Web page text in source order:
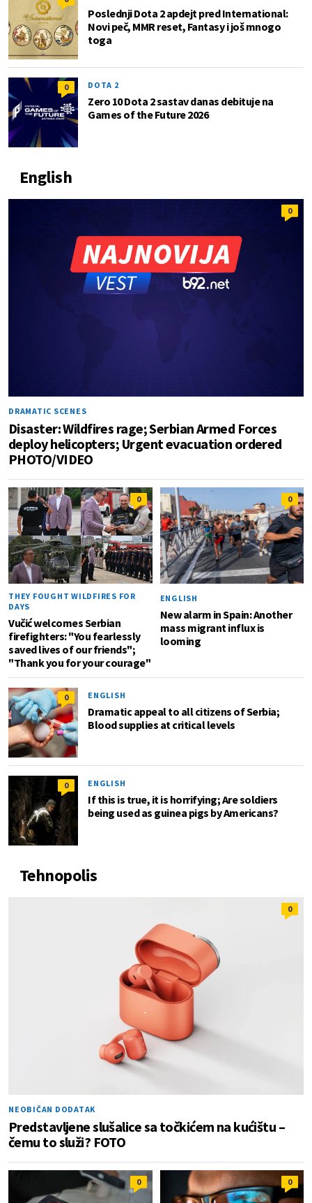
Poslednji Dota 2 apdejt pred International:
Novi peč, MMR reset, Fantasy i još mnogo
toga
0 DOTA 2
Zero 10 Dota 2 sastav danas debituje na
Games of the Future 2026
English
0
DRAMATIC SCENES
Disaster: Wildfires rage; Serbian Armed Forces
deploy helicopters; Urgent evacuation ordered
PHOTO/VIDEO
0
THEY FOUGHT WILDFIRES FOR
DAYS
Vučić welcomes Serbian
firefighters: "You fearlessly
saved lives of our friends";
"Thank you for your courage"
0
ENGLISH
New alarm in Spain: Another
mass migrant influx is
looming
0 ENGLISH
Dramatic appeal to all citizens of Serbia;
Blood supplies at critical levels
0 ENGLISH
If this is true, it is horrifying; Are soldiers
being used as guinea pigs by Americans?
Tehnopolis
0
NEOBIČAN DODATAK
Predstavljene slušalice sa točkićem na kućištu –
čemu to služi? FOTO
0 0